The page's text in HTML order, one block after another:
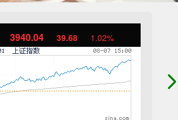
3940.04 39.68 1.02%